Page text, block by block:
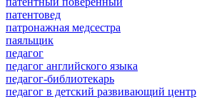
патентовед
патронажная медсестра
паяльщик
педагог
педагог английского языка
педагог-библиотекарь
педагог в детский развивающий центр